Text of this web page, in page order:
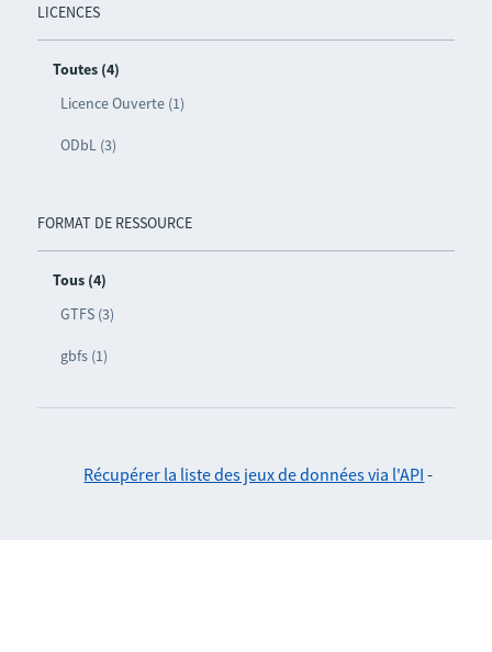
LICENCES
Toutes (4)
Licence Ouverte (1)
ODbL (3)
FORMAT DE RESSOURCE
Tous (4)
GTFS (3)
gbfs (1)
Récupérer la liste des jeux de données via l'API -